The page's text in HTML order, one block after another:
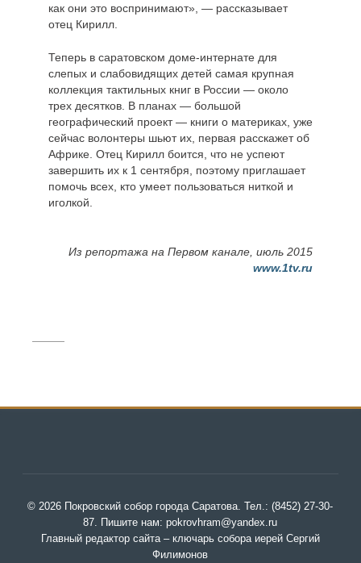
как они это воспринимают», — рассказывает
отец Кирилл.
Теперь в саратовском доме-интернате для
слепых и слабовидящих детей самая крупная
коллекция тактильных книг в России — около
трех десятков. В планах — большой
географический проект — книги о материках, уже
сейчас волонтеры шьют их, первая расскажет об
Африке. Отец Кирилл боится, что не успеют
завершить их к 1 сентября, поэтому приглашает
помочь всех, кто умеет пользоваться ниткой и
иголкой.
Из репортажа на Первом канале, июль 2015
www.1tv.ru
© 2026 Покровский собор города Саратова. Тел.: (8452) 27-30-
87. Пишите нам: pokrovhram@yandex.ru
Главный редактор сайта – ключарь собора иерей Сергий
Филимонов